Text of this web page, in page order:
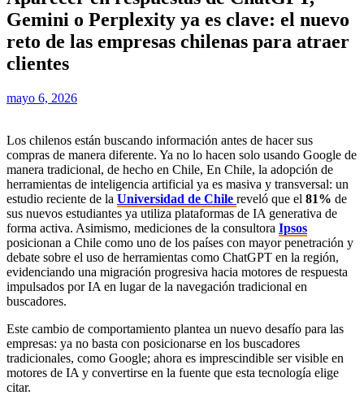
Gemini o Perplexity ya es clave: el nuevo
reto de las empresas chilenas para atraer
clientes
mayo 6, 2026
Los chilenos están buscando información antes de hacer sus
compras de manera diferente. Ya no lo hacen solo usando Google de
manera tradicional, de hecho en Chile, En Chile, la adopción de
herramientas de inteligencia artificial ya es masiva y transversal: un
estudio reciente de la Universidad de Chile reveló que el 81% de
sus nuevos estudiantes ya utiliza plataformas de IA generativa de
forma activa. Asimismo, mediciones de la consultora Ipsos
posicionan a Chile como uno de los países con mayor penetración y
debate sobre el uso de herramientas como ChatGPT en la región,
evidenciando una migración progresiva hacia motores de respuesta
impulsados por IA en lugar de la navegación tradicional en
buscadores.
Este cambio de comportamiento plantea un nuevo desafío para las
empresas: ya no basta con posicionarse en los buscadores
tradicionales, como Google; ahora es imprescindible ser visible en
motores de IA y convertirse en la fuente que esta tecnología elige
citar.